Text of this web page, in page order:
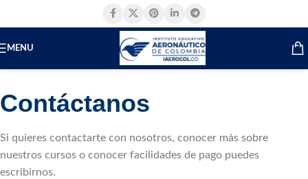
MENU
Contáctanos
Si quieres contactarte con nosotros, conocer más sobre
nuestros cursos o conocer facilidades de pago puedes
escribirnos.